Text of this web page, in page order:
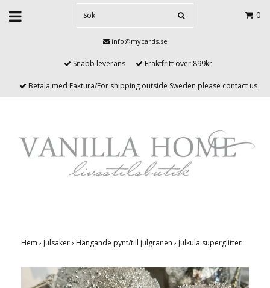
0
info@mycards.se
Snabb leverans Fraktfritt över 899kr
Betala med Faktura/For shipping outside Sweden please contact us
Hem › Julsaker› Hängande pynt/till julgranen › Julkula superglitter